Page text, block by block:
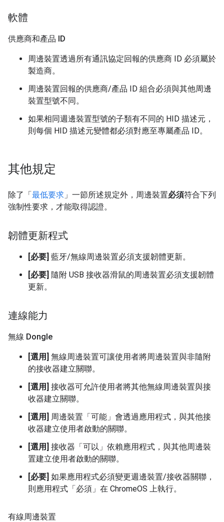
軟體
供應商和產品 ID
周邊裝置透過所有通訊協定回報的供應商 ID 必須屬於
製造商。
周邊裝置回報的供應商/產品 ID 組合必須與其他周邊
裝置型號不同。
如果相同週邊裝置型號的子類有不同的 HID 描述元，
則每個 HID 描述元變體都必須對應至專屬產品 ID。
其他規定
除了「最低要求 」一節所述規定外，周邊裝置必須符合下列
強制性要求，才能取得認證。
韌體更新程式
[必要] 藍牙/無線周邊裝置必須支援韌體更新。
[必要] 隨附 USB 接收器滑鼠的周邊裝置必須支援韌體
更新。
連線能力
無線 Dongle
[選用] 無線周邊裝置可讓使用者將周邊裝置與非隨附
的接收器建立關聯。
[選用] 接收器可允許使用者將其他無線周邊裝置與接
收器建立關聯。
[選用] 周邊裝置「可能」會透過應用程式，與其他接
收器建立使用者啟動的關聯。
[選用] 接收器「可以」依賴應用程式，與其他周邊裝
置建立使用者啟動的關聯。
[必要] 如果應用程式必須變更週邊裝置/接收器關聯，
則應用程式「必須」在 ChromeOS 上執行。
有線周邊裝置